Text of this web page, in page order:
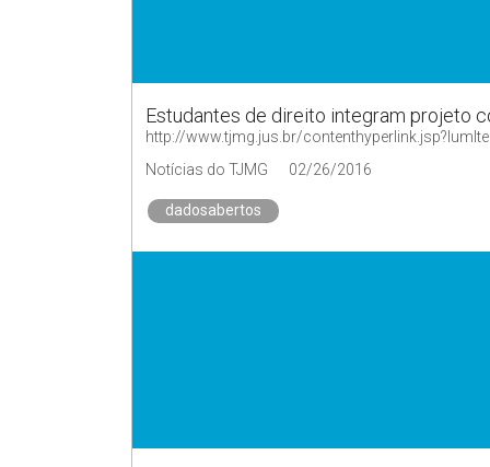
Estudantes de direito integram projeto
http://www.tjmg.jus.br/
Notícias do TJMG
02/26/2016
dadosabertos